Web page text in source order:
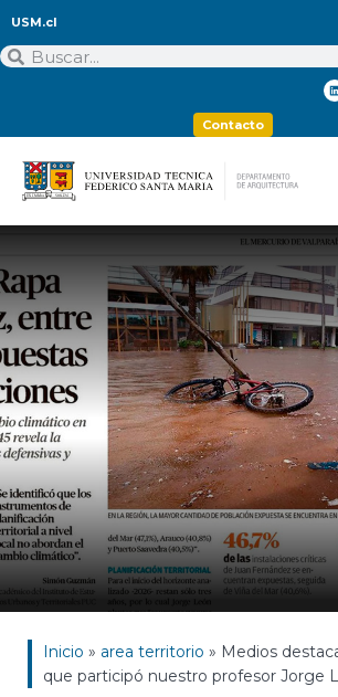
USM.cl
Contacto
Inicio » area territorio » Medios
que participó nuestro profesor Jorge